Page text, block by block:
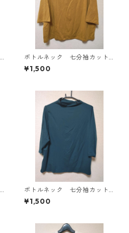
ボトルネック 七分袖カット
ソー ４Ｌ マスタード KA
E-4818
¥1,500
ボトルネック 七分袖カット
ソー ４Ｌ ティールグリー
ン KAE-4815
¥1,500